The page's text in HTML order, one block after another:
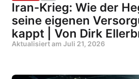
Iran-Krieg: Wie der
seine eigenen
kappt | Von Dirk
Aktualisiert am Juli 21, 2026